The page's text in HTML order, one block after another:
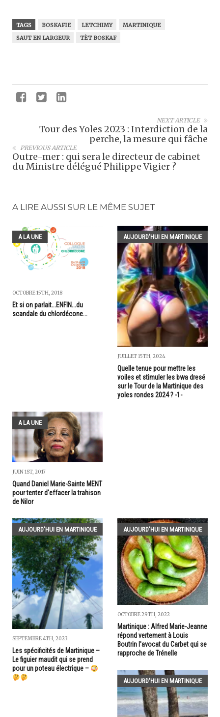
TAGS BOSKAFIE LETCHIMY
MARTINIQUE
SAUT EN LARGEUR
TÈT BOSKAF
NEXT ARTICLE
Tour des Yoles 2023 : Interdiction de la
perche, la mesure qui fâche
PREVIOUS ARTICLE
Outre-mer : qui sera le directeur de cabinet
du Ministre délégué Philippe Vigier ?
A LIRE AUSSI SUR LE MÊME SUJET
A LA UNE
OCTOBRE 15TH, 2018
Et si on parlait...ENFIN...du
scandale du chlordécone...
AUJOURD'HUI EN MARTINIQUE
JUILLET 15TH, 2024
Quelle tenue pour mettre les
voiles et stimuler les bwa dresé
sur le Tour de la Martinique des
yoles rondes 2024 ? -1-
A LA UNE
JUIN 1ST, 2017
Quand Daniel Marie-Sainte MENT
pour tenter d'effacer la trahison
de Nilor
AUJOURD'HUI EN MARTINIQUE
SEPTEMBRE 4TH, 2023
Les spécificités de Martinique –
Le figuier maudit qui se prend
pour un poteau électrique –
AUJOURD'HUI EN MARTINIQUE
OCTOBRE 29TH, 2022
Martinique : Alfred Marie-Jeanne
répond vertement à Louis
Boutrin l'avocat du Carbet qui se
rapproche de Trénelle
AUJOURD'HUI EN MARTINIQUE